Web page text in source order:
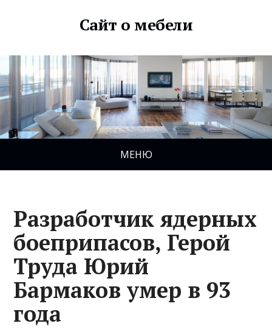
Сайт о мебели
МЕНЮ
Разработчик ядерных
боеприпасов, Герой
Труда Юрий
Бармаков умер в 93
года